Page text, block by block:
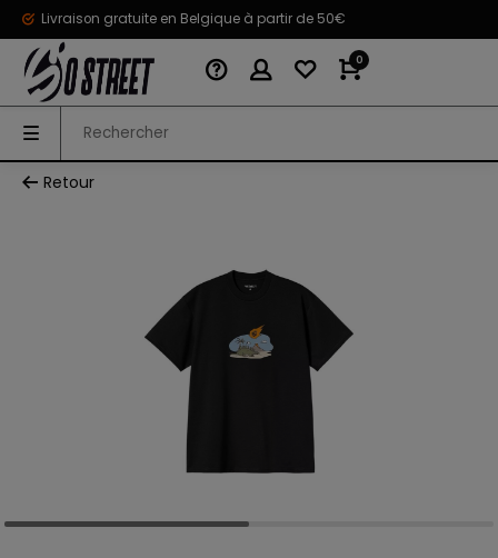
Livraison gratuite en Belgique à partir de 50€
0
Retour